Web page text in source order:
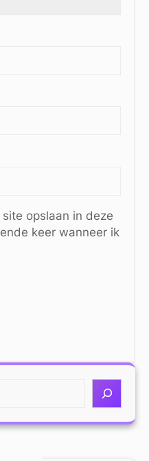
opslaan in deze
keer wanneer ik